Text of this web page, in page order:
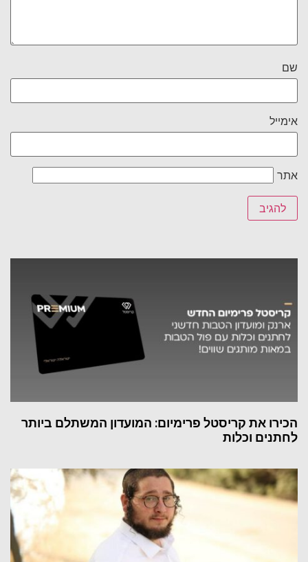
שם
אימייל
אתר
הכירו את קריסטל פרימיום: המועדון המשתלם ביותר
לחתנים וכלות